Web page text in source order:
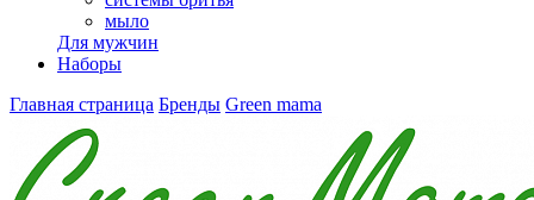
мыло
Для мужчин
Наборы
Главная страница Бренды Green mama